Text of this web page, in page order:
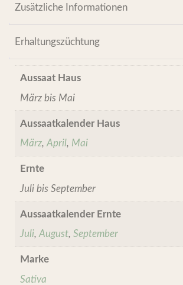
Zusätzliche Informationen
Erhaltungszüchtung
Aussaat Haus
März bis Mai
Aussaatkalender Haus
März,April, Mai
Ernte
Juli bis September
Aussaatkalender Ernte
Juli,August, September
Marke
Sativa